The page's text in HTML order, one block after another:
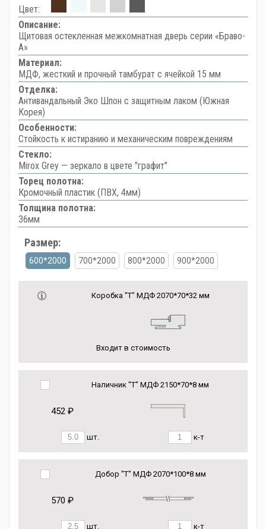
Цвет:
Описание:
Щитовая остекленная межкомнатная дверь серии «Браво-
А»
Материал:
МДФ, жесткий и прочный тамбурат с ячейкой 15 мм
Отделка:
Антивандальный Эко Шпон с защитным лаком (Южная
Корея)
Особенности:
Стойкость к истиранию и механическим повреждениям
Стекло:
Mirox Grey — зеркало в цвете "графит"
Торец полотна:
Кромочный пластик (ПВХ, 4мм)
Толщина полотна:
36мм
Размер:
600*2000 700*2000 800*2000 900*2000
Коробка "Т" МДФ 2070*70*32 мм
Входит в стоимость
Наличник "Т" МДФ 2150*70*8 мм
452 ₽
шт. к-т
Добор "Т" МДФ 2070*100*8 мм
570 ₽
шт. к-т